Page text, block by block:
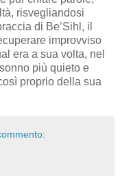
risvegliandosi
di Be’Sihl, il
improvviso
era a sua volta, nel
più quieto e
proprio della sua